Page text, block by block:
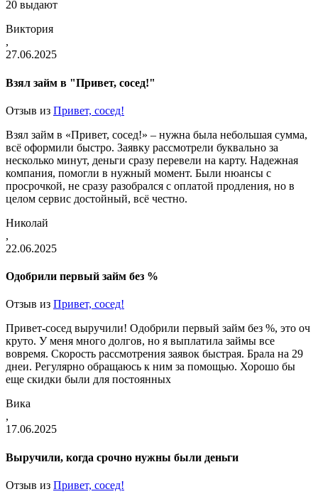
20 выдают
Виктория
,
27.06.2025
Взял займ в "Привет, сосед!"
Отзыв из Привет, сосед!
Взял займ в «Привет, сосед!» – нужна была небольшая сумма,
всё оформили быстро. Заявку рассмотрели буквально за
несколько минут, деньги сразу перевели на карту. Надежная
компания, помогли в нужный момент. Были нюансы с
просрочкой, не сразу разобрался с оплатой продления, но в
целом сервис достойный, всё честно.
Николай
,
22.06.2025
Одобрили первый займ без %
Отзыв из Привет, сосед!
Привет-сосед выручили! Одобрили первый займ без %, это оч
круто. У меня много долгов, но я выплатила займы все
вовремя. Скорость рассмотрения заявок быстрая. Брала на 29
днеи. Регулярно обращаюсь к ним за помощью. Хорошо бы
еще скидки были для постоянных
Вика
,
17.06.2025
Выручили, когда срочно нужны были деньги
Отзыв из Привет, сосед!